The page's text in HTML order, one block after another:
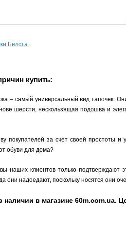
Белста
купить:
– самый универсальный вид тапочек.
шерсти, нескользящая подошва и
покупателей за счет своей простоты и
обуви для дома?
наших клиентов только подтверждают
они надоедают, поскольку носятся они
в магазине 60m.com.ua.